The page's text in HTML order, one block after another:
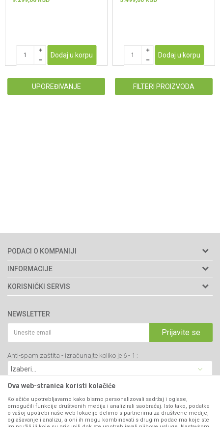
Dodaj u korpu Dodaj u korpu
UPOREĐIVANJE FILTERI PROIZVODA
PODACI O KOMPANIJI
Agromarket doo
Adresa: Kraljevačkog bataljona 235/2
34000 Kragujevac, Srbija
webshop@agromarket.rs
PIB: 102135221
Matični broj: 07593252
INFORMACIJE
O nama
Prodavnice
Brendovi
Katalozi
Blog
Najčešća pitanja
KORISNIČKI SERVIS
Politika privatnosti
Kako kupiti
Isporuka
Click & Collect
Načini plaćanja
Plaćanje karticama
Web kredit Raiffeisen banke
Pravo na odustajanje
NEWSLETTER
Prijavite se
Anti-spam zaštita - izračunajte koliko je 6 - 1 :
VIBER I SMS NEWSLETTER
Prijavite se
Ova web-stranica koristi kolačiće
Kolačiće upotrebljavamo kako bismo personalizovali sadržaj i oglase,
omogućili funkcije društvenih medija i analizirali saobraćaj. Isto tako, podatke
o vašoj upotrebi naše web-lokacije delimo s partnerima za društvene medije,
oglašavanje i analizu, a oni ih mogu kombinovati s drugim podacima koje ste